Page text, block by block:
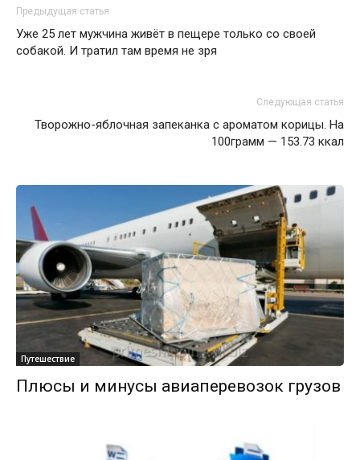
Предыдущая статья
Уже 25 лет мужчина живёт в пещере только со своей
собакой. И тратил там время не зря
Следующая статья
Творожно-яблочная запеканка с ароматом корицы. На
100грамм — 153.73 ккал
Путешествие
Плюсы и минусы авиаперевозок грузов